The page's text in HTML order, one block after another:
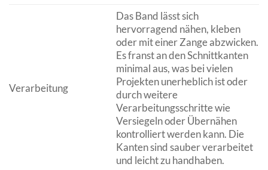
Verarbeitung
Das Band lässt sich
hervorragend nähen, kleben
oder mit einer Zange abzwicken.
Es franst an den Schnittkanten
minimal aus, was bei vielen
Projekten unerheblich ist oder
durch weitere
Verarbeitungsschritte wie
Versiegeln oder Übernähen
kontrolliert werden kann. Die
Kanten sind sauber verarbeitet
und leicht zu handhaben.